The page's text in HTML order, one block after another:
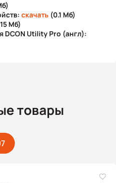
скачать (0.1 Мб)
Мб)
DCON Utility Pro (англ):
товары